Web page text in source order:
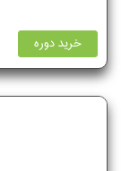
خرید دوره